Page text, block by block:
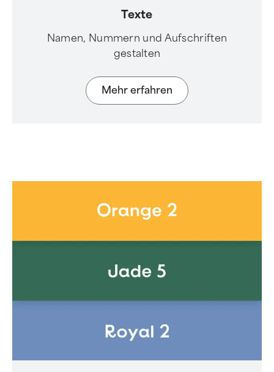
Texte
Namen, Nummern und Aufschriften
gestalten
Mehr erfahren